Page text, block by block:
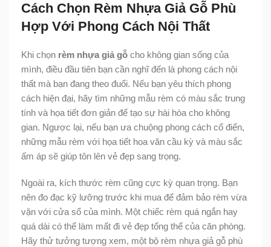
Cách Chọn Rèm Nhựa Giả Gỗ Phù
Hợp Với Phong Cách Nội Thất
Khi chọn rèm nhựa giả gỗ cho không gian sống của
mình, điều đầu tiên bạn cần nghĩ đến là phong cách nội
thất mà bạn đang theo đuổi. Nếu bạn yêu thích phong
cách hiện đại, hãy tìm những mẫu rèm có màu sắc trung
tính và họa tiết đơn giản để tạo sự hài hòa cho không
gian. Ngược lại, nếu bạn ưa chuộng phong cách cổ điển,
những mẫu rèm với họa tiết hoa văn cầu kỳ và màu sắc
ấm áp sẽ giúp tôn lên vẻ đẹp sang trọng.
Ngoài ra, kích thước rèm cũng cực kỳ quan trọng. Bạn
nên đo đạc kỹ lưỡng trước khi mua để đảm bảo rèm vừa
vặn với cửa sổ của mình. Một chiếc rèm quá ngắn hay
quá dài có thể làm mất đi vẻ đẹp tổng thể của căn phòng.
Hãy thử tưởng tượng xem, một bộ rèm nhựa giả gỗ phù